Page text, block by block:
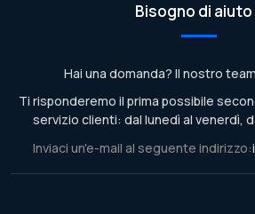
Bisogno di aiuto
Hai una domanda? Il nostro
Ti risponderemo il prima possibile
servizio clienti: dal lunedì al venerdì,
Inviaci un'e-mail al seguente indirizzo: